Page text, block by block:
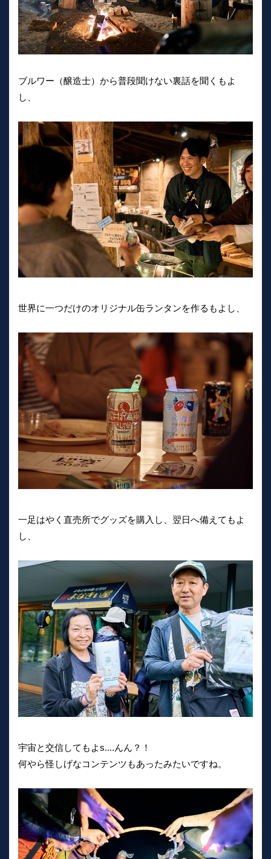
ブルワー（醸造士）から普段聞けない裏話を聞くもよ
し、
世界に一つだけのオリジナル缶ランタンを作るもよし、
一足はやく直売所でグッズを購入し、翌日へ備えてもよ
し、
宇宙と交信してもよs....んん？！
何やら怪しげなコンテンツもあったみたいですね。